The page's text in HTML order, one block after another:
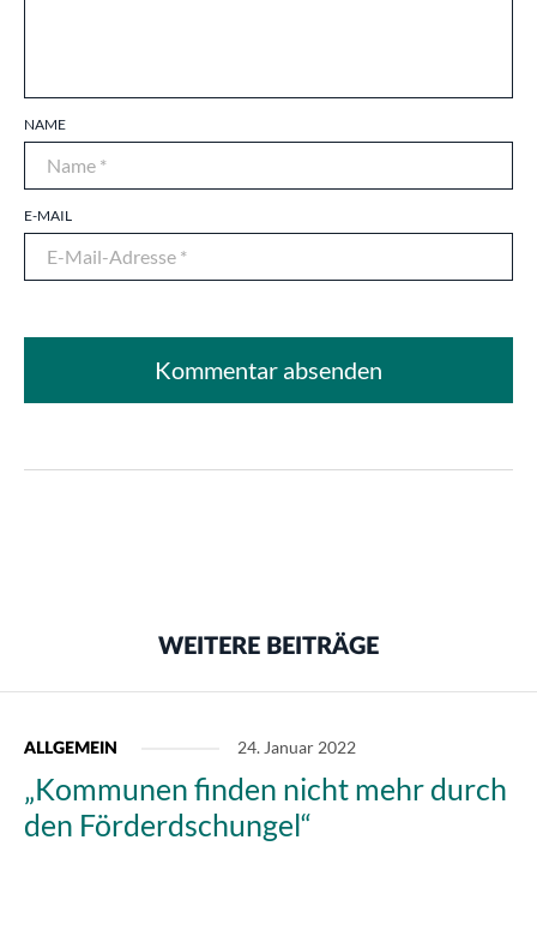
NAME
E-MAIL
WEITERE BEITRÄGE
ALLGEMEIN 24. Januar 2022
„Kommunen finden nicht mehr durch
den Förderdschungel“